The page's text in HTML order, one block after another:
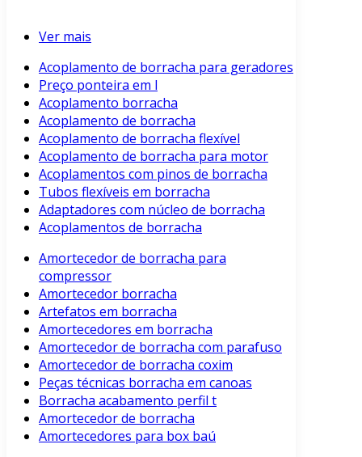
Ver mais
Acoplamento de borracha para geradores
Preço ponteira em l
Acoplamento borracha
Acoplamento de borracha
Acoplamento de borracha flexível
Acoplamento de borracha para motor
Acoplamentos com pinos de borracha
Tubos flexíveis em borracha
Adaptadores com núcleo de borracha
Acoplamentos de borracha
Amortecedor de borracha para
compressor
Amortecedor borracha
Artefatos em borracha
Amortecedores em borracha
Amortecedor de borracha com parafuso
Amortecedor de borracha coxim
Peças técnicas borracha em canoas
Borracha acabamento perfil t
Amortecedor de borracha
Amortecedores para box baú